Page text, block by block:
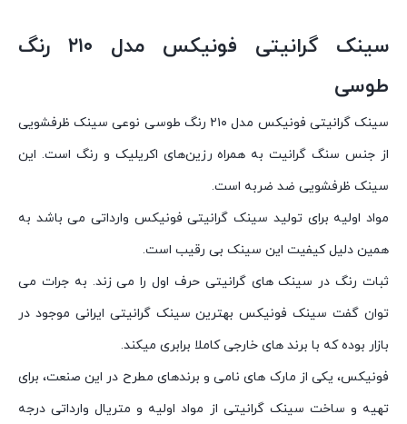
سینک گرانیتی فونیکس مدل ۲۱۰ رنگ
طوسی
سینک گرانیتی فونیکس مدل ۲۱۰ رنگ طوسی نوعی سینک ظرفشویی
از جنس سنگ گرانیت به همراه رزین‌های اکریلیک و رنگ است. این
سینک ظرفشویی ضد ضربه است.
مواد اولیه برای تولید سینک گرانیتی فونیکس وارداتی می باشد به
همین دلیل کیفیت این سینک بی رقیب است.
ثبات رنگ در سینک های گرانیتی حرف اول را می زند. به جرات می
توان گفت سینک فونیکس بهترین سینک گرانیتی ایرانی موجود در
بازار بوده که با برند های خارجی کاملا برابری میکند.
فونیکس، یکی از مارک های نامی و برندهای مطرح در این صنعت، برای
تهیه و ساخت سینک گرانیتی از مواد اولیه و متریال وارداتی درجه